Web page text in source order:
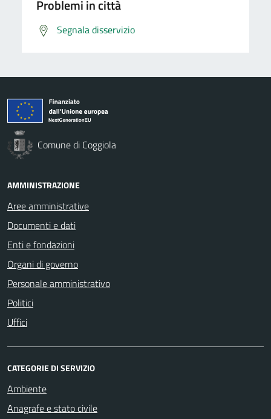
Problemi in città
Segnala disservizio
Comune di Coggiola
AMMINISTRAZIONE
Aree amministrative
Documenti e dati
Enti e fondazioni
Organi di governo
Personale amministrativo
Politici
Uffici
CATEGORIE DI SERVIZIO
Ambiente
Anagrafe e stato civile